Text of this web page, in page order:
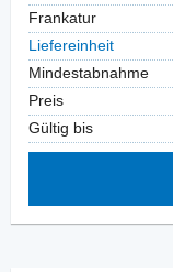
Frankatur
Liefereinheit
Mindestabnahme
Preis
Gültig bis